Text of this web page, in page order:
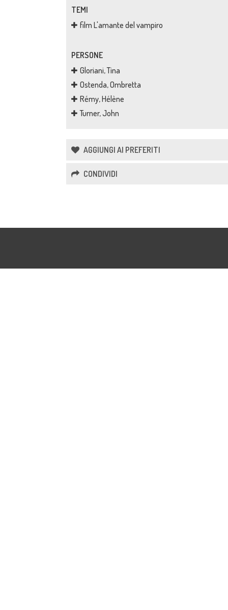
TEMI
film L'amante del vampiro
PERSONE
Gloriani, Tina
Ostenda, Ombretta
Rémy, Hélène
Turner, John
AGGIUNGI AI PREFERITI
CONDIVIDI